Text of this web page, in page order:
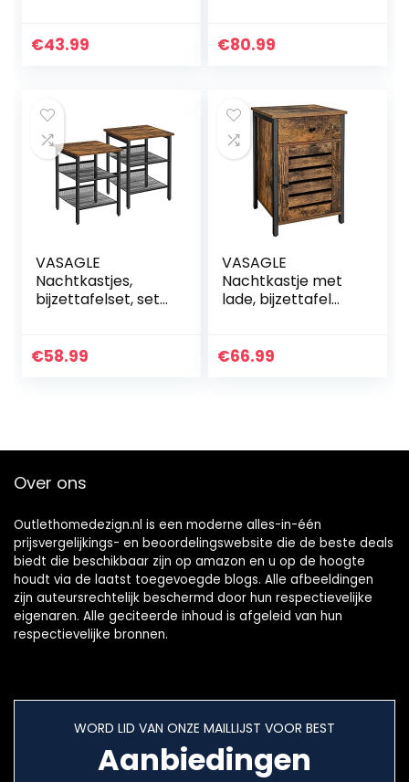
planken,
€43.99
Scandinavisch
€80.99
VASAGLE
Nachtkastjes,
bijzettafelset, set
met verstelbare
€58.99
VASAGLE
Nachtkastje met
lade, bijzettafel
x 40 x 60 cm
€66.99
Over ons
Outlethomedezign.nl is een moderne alles-in-één
prijsvergelijkings- en beoordelingswebsite die de beste deals
biedt die beschikbaar zijn op amazon en u op de hoogte
houdt via de laatst toegevoegde blogs. Alle afbeeldingen
zijn auteursrechtelijk beschermd door hun respectievelijke
eigenaren. Alle geciteerde inhoud is afgeleid van hun
respectievelijke bronnen.
WORD LID VAN ONZE MAILLIJST VOOR BEST
Aanbiedingen